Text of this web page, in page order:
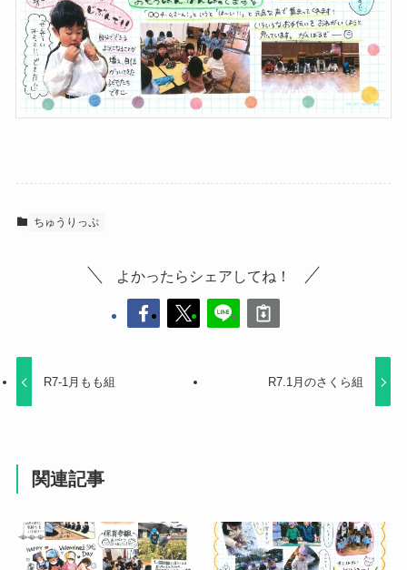
ちゅうりっぷ
よかったらシェアしてね！
R7-1月もも組 R7.1月のさくら組
関連記事